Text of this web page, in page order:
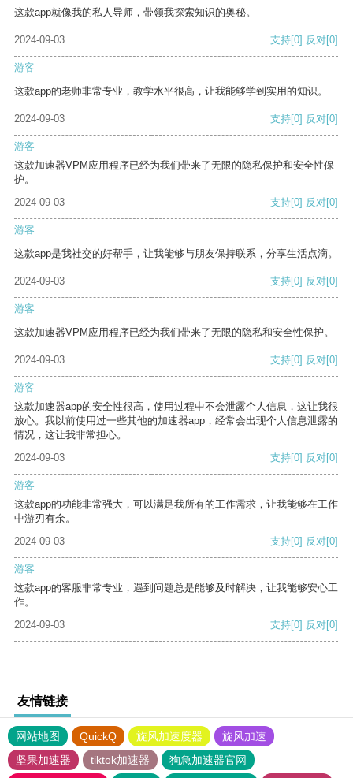
这款app就像我的私人导师，带领我探索知识的奥秘。
2024-09-03 支持[0] 反对[0]
游客
这款app的老师非常专业，教学水平很高，让我能够学到实用的知识。
2024-09-03 支持[0] 反对[0]
游客
这款加速器VPM应用程序已经为我们带来了无限的隐私保护和安全性保
护。
2024-09-03
支持[0] 反对[0]
游客
这款app是我社交的好帮手，让我能够与朋友保持联系，分享生活点滴。
2024-09-03 支持[0] 反对[0]
游客
这款加速器VPM应用程序已经为我们带来了无限的隐私和安全性保护。
2024-09-03 支持[0] 反对[0]
游客
这款加速器app的安全性很高，使用过程中不会泄露个人信息，这让我很
放心。我以前使用过一些其他的加速器app，经常会出现个人信息泄露的
情况，这让我非常担心。
2024-09-03
支持[0] 反对[0]
游客
这款app的功能非常强大，可以满足我所有的工作需求，让我能够在工作
中游刃有余。
2024-09-03
支持[0] 反对[0]
游客
这款app的客服非常专业，遇到问题总是能够及时解决，让我能够安心工
作。
2024-09-03
支持[0] 反对[0]
友情链接
网站地图 QuickQ 旋风加速度器
旋风加速
坚果加速器
tiktok加速器
狗急加速器官网